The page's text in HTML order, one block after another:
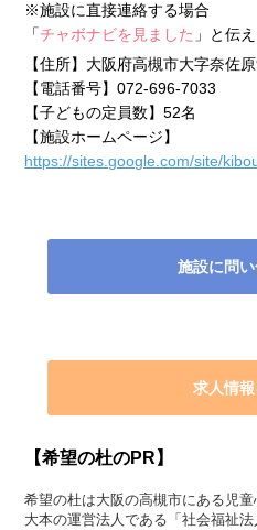
※施設に直接連絡する場合
「チャボナビを見ました 」と伝
【住所】 大阪府高槻市大字奈佐
【電話番号】072-696-7033
【子どもの定員数】52名
【施設ホームページ】
https://sites.google.com/site/
施設に問
求人情
【希望の杜のPR】
希望の杜は大阪の高槻市にある児童
大本の運営法人である「社会福祉